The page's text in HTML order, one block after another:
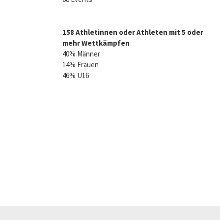
158 Athletinnen oder Athleten mit 5 oder
mehr Wettkämpfen
40% Männer
14% Frauen
46% U16